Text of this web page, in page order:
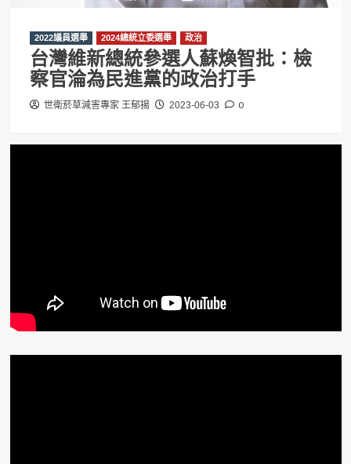
2022議員選舉 2024總統立委選舉 政治
台灣維新總統參選人蘇煥智批：檢
察官淪為民進黨的政治打手
世衛菸草減害專家 王郁揚 2023-06-03 0